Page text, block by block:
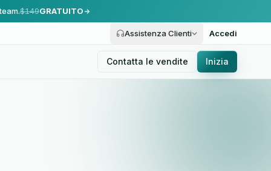
$149GRATUITO
Assistenza Clienti Accedi
Contatta le vendite Inizia